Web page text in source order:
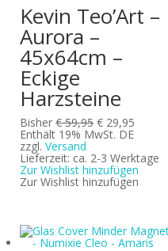
Kevin Teo’Art –
Aurora –
45x64cm –
Eckige
Harzsteine
Bisher €59,95Ursprünglicher
Preis
€ 59,95
€ 29,95
€ 29,95.
Enthält 19% MwSt. DE
zzgl.Versand
Lieferzeit: ca. 2-3 Werktage
Zur Wishlist hinzufügen
Zur Wishlist hinzufügen